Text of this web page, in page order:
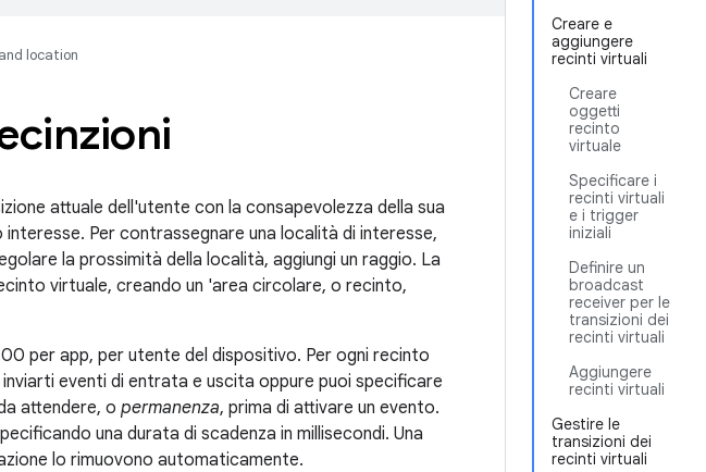
Creare e
aggiungere
recinti virtuali
Creare
oggetti
recinto
virtuale
Specificare i
recinti virtuali
e i trigger
iniziali
Definire un
broadcast
receiver per le
transizioni dei
recinti virtuali
Aggiungere
recinti virtuali
Gestire le
transizioni dei
recinti virtuali
location
attuale dell'utente con la consapevolezza della sua
Per contrassegnare una località di interesse,
la prossimità della località, aggiungi un raggio. La
virtuale, creando un 'area circolare, o recinto,
per app, per utente del dispositivo. Per ogni recinto
eventi di entrata e uscita oppure puoi specificare
attendere, o permanenza, prima di attivare un evento.
una durata di scadenza in millisecondi. Una
lo rimuovono automaticamente.